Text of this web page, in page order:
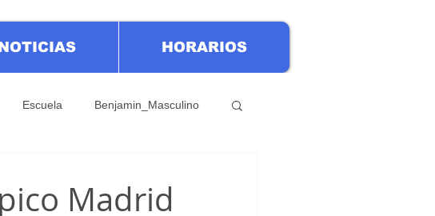
NOTICIAS HORARIOS
Escuela Benjamin_Masculino
Madrid